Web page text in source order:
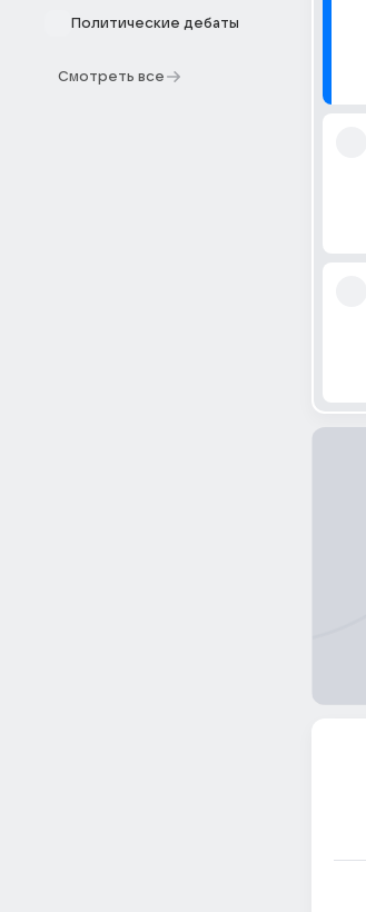
Политические дебаты
Смотреть все